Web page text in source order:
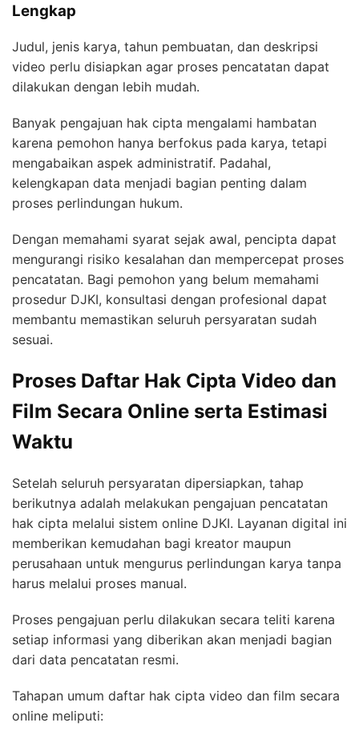
Lengkap
Judul, jenis karya, tahun pembuatan, dan deskripsi
video perlu disiapkan agar proses pencatatan dapat
dilakukan dengan lebih mudah.
Banyak pengajuan hak cipta mengalami hambatan
karena pemohon hanya berfokus pada karya, tetapi
mengabaikan aspek administratif. Padahal,
kelengkapan data menjadi bagian penting dalam
proses perlindungan hukum.
Dengan memahami syarat sejak awal, pencipta dapat
mengurangi risiko kesalahan dan mempercepat proses
pencatatan. Bagi pemohon yang belum memahami
prosedur DJKI, konsultasi dengan profesional dapat
membantu memastikan seluruh persyaratan sudah
sesuai.
Proses Daftar Hak Cipta Video dan
Film Secara Online serta Estimasi
Waktu
Setelah seluruh persyaratan dipersiapkan, tahap
berikutnya adalah melakukan pengajuan pencatatan
hak cipta melalui sistem online DJKI. Layanan digital ini
memberikan kemudahan bagi kreator maupun
perusahaan untuk mengurus perlindungan karya tanpa
harus melalui proses manual.
Proses pengajuan perlu dilakukan secara teliti karena
setiap informasi yang diberikan akan menjadi bagian
dari data pencatatan resmi.
Tahapan umum daftar hak cipta video dan film secara
online meliputi: